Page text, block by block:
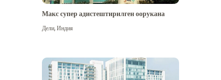
Макс супер адистештирилген оорукана
Дели,Индия